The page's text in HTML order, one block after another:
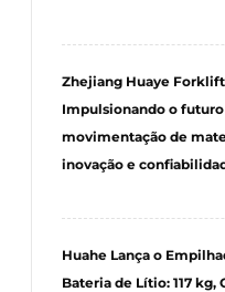
Zhejiang Huaye Forklift
Impulsionando o futuro
movimentação de
inovação e
Huahe Lança o
Bateria de Lítio: 117 kg,